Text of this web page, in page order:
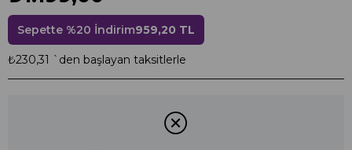
Sepette %20 İndirim959,20 TL
₺230,31 `den başlayan taksitlerle